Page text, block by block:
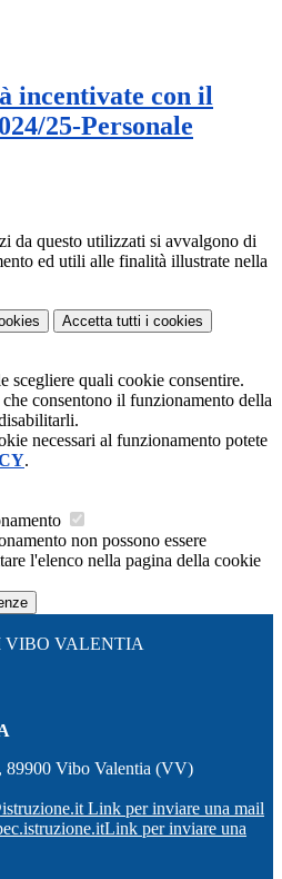
incentivate con il
25-Personale
da questo utilizzati si avvalgono di
ed utili alle finalità illustrate nella
Accetta tutti i cookies
scegliere quali cookie consentire.
consentono il funzionamento della
necessari al funzionamento potete
.
non possono essere
l'elenco nella pagina della cookie
VIBO VALENTIA
89900 Vibo Valentia (VV)
Link per inviare una mail
Link per inviare una